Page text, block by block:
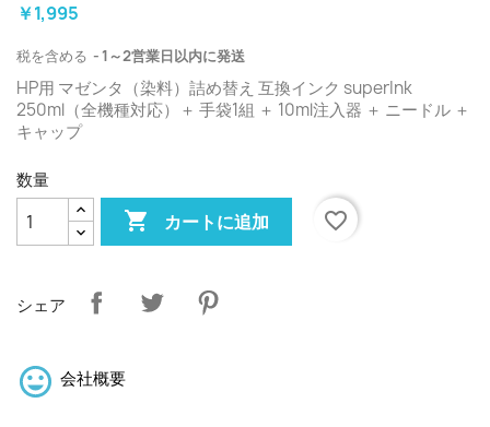
￥1,995
税を含める 1～2営業日以内に発送
HP用 マゼンタ（染料）詰め替え 互換インク superInk
250ml（全機種対応）＋ 手袋1組 ＋ 10ml注入器 ＋ ニードル ＋
キャップ
数量
 カートに追加 favorite_border
シェア
会社概要